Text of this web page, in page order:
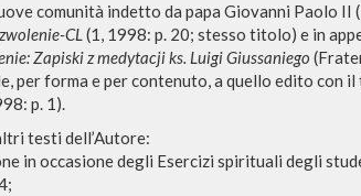
comunità indetto da papa Giovanni Paolo II
CL(1, 1998: p. 20; stesso titolo) e in
Zapiski z medytacji ks. Luigi Giussaniego
per forma e per contenuto, a quello edito con
p. 1).
testi dell’Autore:
in occasione degli Esercizi spirituali degli
ACTIVIDADES RECIENTES